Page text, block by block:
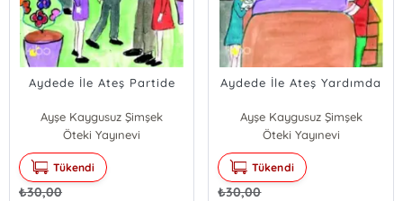
Aydede İle Ateş Partide
Ayşe Kaygusuz Şimşek
Öteki Yayınevi
Tükendi
₺30,00
Aydede İle Ateş Yardımda
Ayşe Kaygusuz Şimşek
Öteki Yayınevi
Tükendi
₺30,00